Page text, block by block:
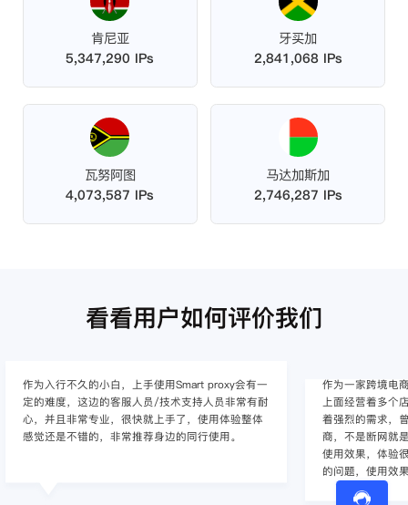
肯尼亚
5,347,290 IPs
牙买加
2,841,068 IPs
瓦努阿图
4,073,587 IPs
马达加斯加
2,746,287 IPs
看看用户如何评价我们
作为入行不久的小白，上手使用Smart proxy会有一
定的难度，这边的客服人员/技术支持人员非常有耐
心，并且非常专业，很快就上手了，使用体验整体
感觉还是不错的，非常推荐身边的同行使用。
作为一家跨境电
上面经营着多个
着强烈的需求，
商，不是断网就
使用效果，体验
的问题，使用效